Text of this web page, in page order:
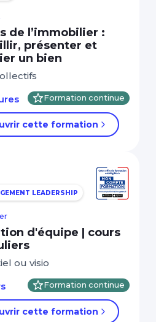
de l’immobilier :
présenter et
un bien
Formation continue
cette formation
LEADERSHIP
d'équipe | cours
ou visio
Formation continue
cette formation